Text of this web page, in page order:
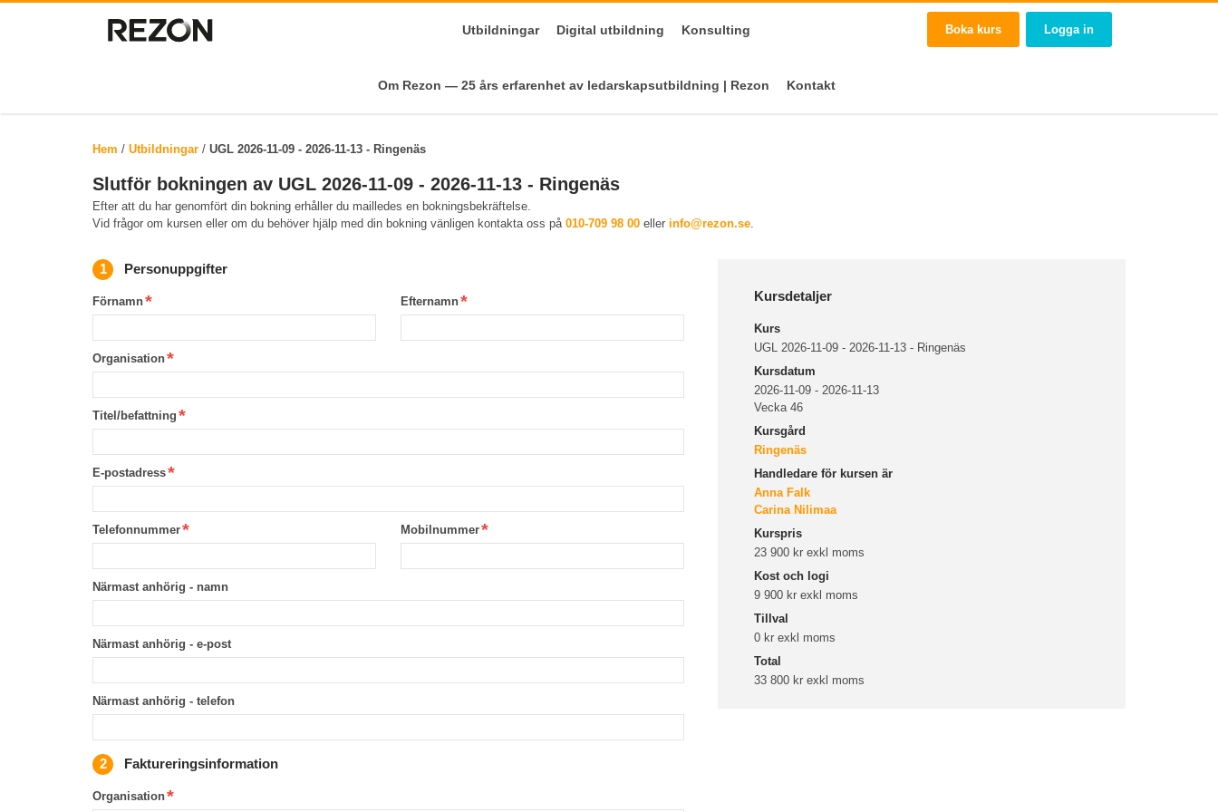
Utbildningar Digital utbildning Konsulting
Om Rezon — 25 års erfarenhet av ledarskapsutbildning | Rezon Kontakt
Boka kurs Logga in
Hem / Utbildningar / UGL 2026-11-09 - 2026-11-13 - Ringenäs
Slutför bokningen av UGL 2026-11-09 - 2026-11-13 - Ringenäs
Efter att du har genomfört din bokning erhåller du mailledes en bokningsbekräftelse.
Vid frågor om kursen eller om du behöver hjälp med din bokning vänligen kontakta oss på 010-709 98 00 eller info@rezon.se.
Personuppgifter
Förnamn Efternamn
Organisation
Titel/befattning
E-postadress
Telefonnummer Mobilnummer
Närmast anhörig - namn
Närmast anhörig - e-post
Närmast anhörig - telefon
Faktureringsinformation
Organisation
Kursdetaljer
Kurs
UGL 2026-11-09 - 2026-11-13 - Ringenäs
Kursdatum
2026-11-09 - 2026-11-13
Vecka 46
Kursgård
Ringenäs
Handledare för kursen är
Anna Falk
Carina Nilimaa
Kurspris
23 900 kr exkl moms
Kost och logi
9 900 kr exkl moms
Tillval
0 kr exkl moms
Total
33 800 kr exkl moms